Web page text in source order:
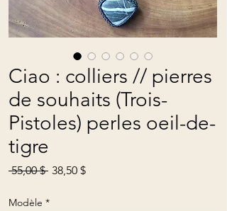
Ciao : colliers // pierres
de souhaits (Trois-
Pistoles) perles oeil-de-
tigre
55,00 $ Prix
38,50 $Prix
Modèle *